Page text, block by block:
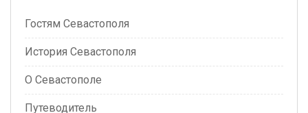
Гостям Севастополя
История Севастополя
О Севастополе
Путеводитель